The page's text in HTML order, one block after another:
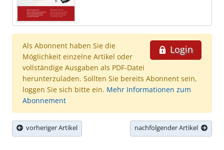
Login
Als Abonnent haben Sie die
Möglichkeit einzelne Artikel oder
vollständige Ausgaben als PDF-Datei
herunterzuladen. Sollten Sie bereits Abonnent sein,
loggen Sie sich bitte ein. Mehr Informationen zum
Abonnement
vorheriger Artikel nachfolgender Artikel